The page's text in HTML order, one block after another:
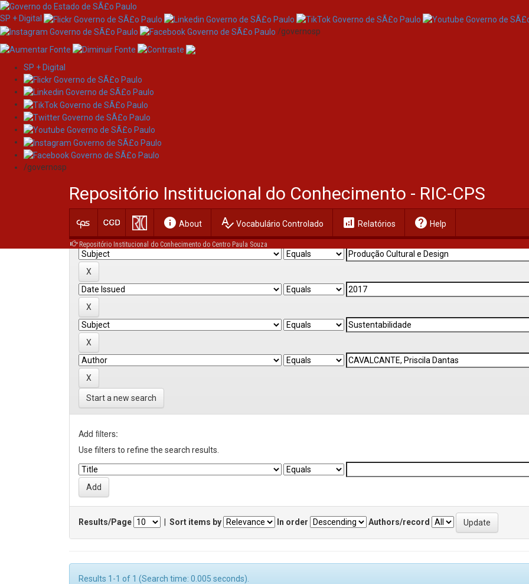
Skip
navigation
SP + Digital
/governosp
SP + Digital
/governosp
Repositório Institucional do Conhecimento - RIC-CPS
info About spellcheck Vocabulário Controlado analytics Relatórios help Help
Repositório Institucional do Conhecimento do Centro Paula Souza
Search
Current filters:
Start a new search
Add filters:
Use filters to refine the search results.
Results/Page Sort items by In order Authors/record
Results 1-1 of 1 (Search time: 0.005 seconds).